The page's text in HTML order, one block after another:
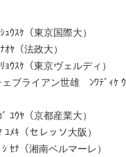
ｹ（東京国際大）
（法政大）
ｹ（東京ヴェルディ）
ライアン世雄 ﾝﾜﾃﾞｨｹ ｳ
ﾔ（京都産業大）
（セレッソ大阪）
（湘南ベルマーレ）